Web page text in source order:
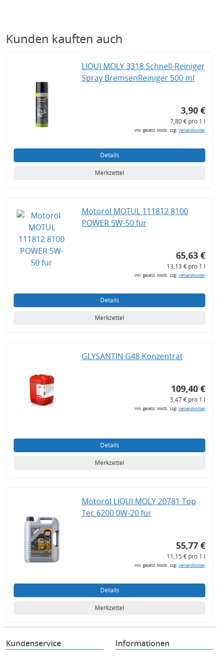
Kunden kauften auch
LIQUI MOLY 3318 Schnell-Reiniger
Spray BremsenReiniger 500 ml
3,90 €
7,80 € pro 1 l
inkl. gesetzl. MwSt., zzgl.Versandkosten
Details
Merkzettel
Motoröl MOTUL 111812 8100
POWER 5W-50 für
65,63 €
13,13 € pro 1 l
inkl. gesetzl. MwSt., zzgl.Versandkosten
Details
Merkzettel
GLYSANTIN G48 Konzentrat
109,40 €
5,47 € pro 1 l
inkl. gesetzl. MwSt., zzgl.Versandkosten
Details
Merkzettel
Motoröl LIQUI MOLY 20781 Top
Tec 6200 0W-20 für
55,77 €
11,15 € pro 1 l
inkl. gesetzl. MwSt., zzgl.Versandkosten
Details
Merkzettel
Kundenservice Informationen